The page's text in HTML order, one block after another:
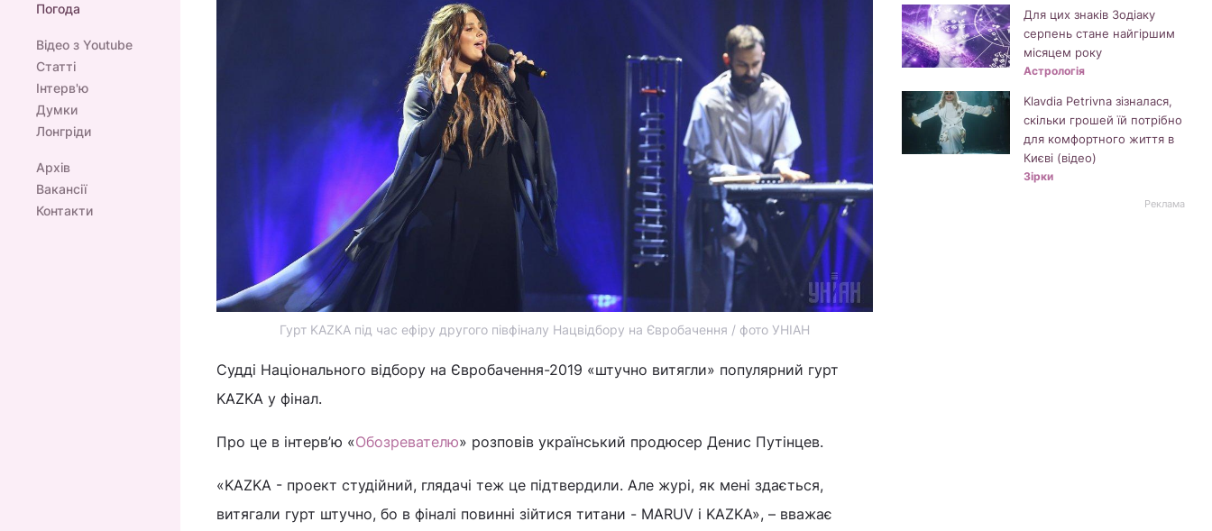
Погода
Відео з Youtube
Статті
Інтерв'ю
Думки
Лонгріди
Архів
Вакансії
Контакти
Гурт KAZKA під час ефіру другого півфіналу Нацвідбору на Євробачення / фото УНІАН
Судді Національного відбору на Євробачення-2019 «штучно витягли» популярний гурт
KAZKA у фінал.
Про це в інтерв’ю «Обозревателю» розповів український продюсер Денис Путінцев.
«KAZKA - проект студійний, глядачі теж це підтвердили. Але журі, як мені здається,
витягали гурт штучно, бо в фіналі повинні зійтися титани - MARUV і KAZKA», – вважає
Для цих знаків Зодіаку
серпень стане найгіршим
місяцем року
Астрологія
Klavdia Petrivna зізналася,
скільки грошей їй потрібно
для комфортного життя в
Києві (відео)
Зірки
Реклама